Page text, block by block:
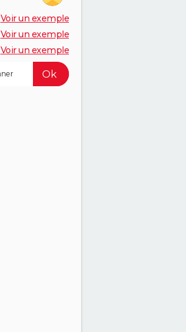
Voir un exemple
Voir un exemple
Voir un exemple